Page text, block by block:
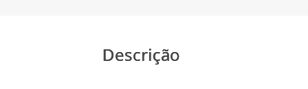
Descrição